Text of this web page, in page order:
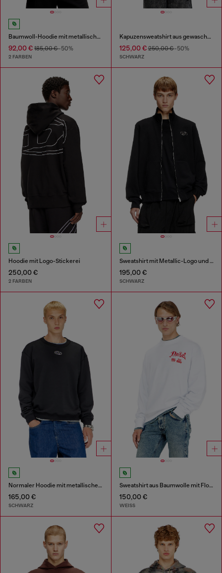
Baumwoll-Hoodie mit metallischem Oval D
92,00 € 185,00 €-50%
2 FARBEN
Kapuzensweatshirt aus gewaschener Baumwolle mit Oval D Stickerei
125,00 €250,00 €-50%
SCHWARZ
Hoodie mit Logo-Stickerei
250,00 €
2 FARBEN
Sweatshirt mit Metallic-Logo und Reißverschluss
195,00 €
SCHWARZ
Normaler Hoodie mit metallischem Oval D
165,00 €
SCHWARZ
Sweatshirt aus Baumwolle mit Flockprint
150,00 €
WEISS